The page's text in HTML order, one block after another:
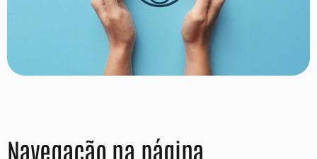
Navegação na página